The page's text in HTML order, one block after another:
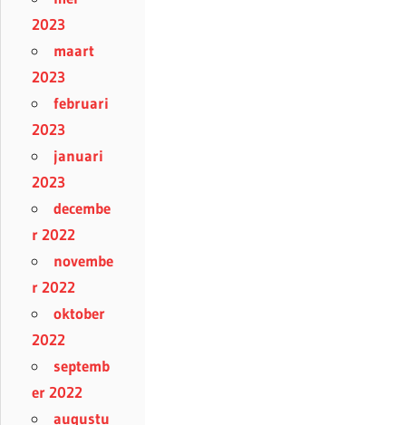
2023
maart
2023
februari
2023
januari
2023
decembe
r 2022
novembe
r 2022
oktober
2022
septemb
er 2022
augustu